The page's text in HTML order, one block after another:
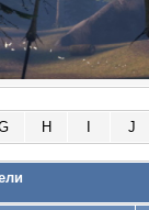
H J